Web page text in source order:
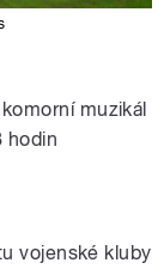
muzikál
hodin
vojenské kluby